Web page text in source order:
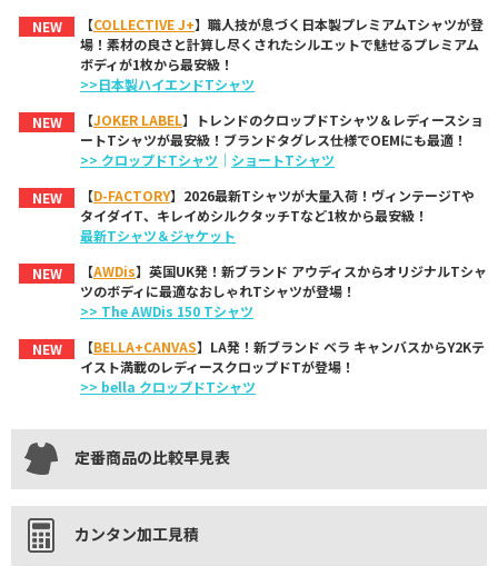
NEW
【COLLECTIVE J+】職人技が息づく日本製プレミアムTシャツが登
場！素材の良さと計算し尽くされたシルエットで魅せるプレミアム
ボディが1枚から最安級！
>>日本製ハイエンドTシャツ
NEW
【JOKER LABEL】トレンドのクロップドTシャツ＆レディースショ
ートTシャツが最安級！ブランドタグレス仕様でOEMにも最適！
>> クロップドTシャツ ｜ ショートTシャツ
NEW
【D-FACTORY】2026最新Tシャツが大量入荷！ヴィンテージTや
タイダイT、キレイめシルクタッチTなど1枚から最安級！
最新Tシャツ＆ジャケット
NEW
【AWDis】英国UK発！新ブランド アウディスからオリジナルTシャ
ツのボディに最適なおしゃれTシャツが登場！
>> The AWDis 150 Tシャツ
NEW
【BELLA+CANVAS】LA発！新ブランド ベラ キャンバスからY2Kテ
イスト満載のレディースクロップドTが登場！
>> bella クロップドTシャツ
定番商品の比較早見表
カンタン加工見積